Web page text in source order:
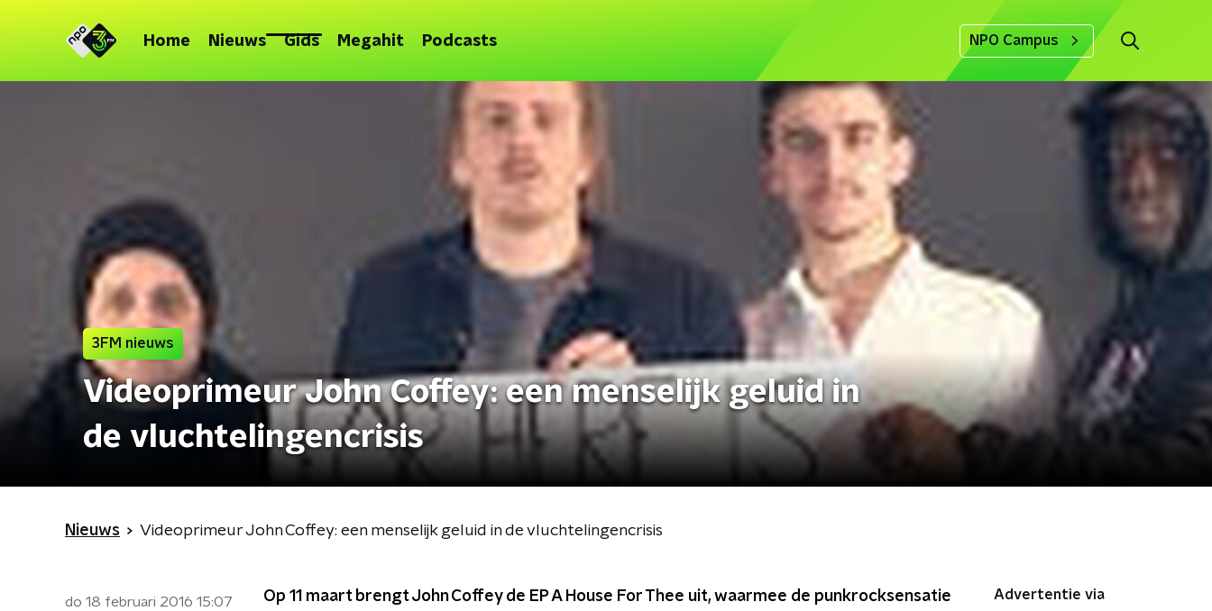
Home Nieuws Gids Megahit Podcasts NPO Campus
3FM nieuws
Videoprimeur John Coffey: een menselijk geluid in
de vluchtelingencrisis
Nieuws Videoprimeur John Coffey: een menselijk geluid in de vluchtelingencrisis
do 18 februari 2016 15:07
Op 11 maart brengt John Coffey de EP A House For Thee uit, waarmee de punkrocksensatie
Advertentie via